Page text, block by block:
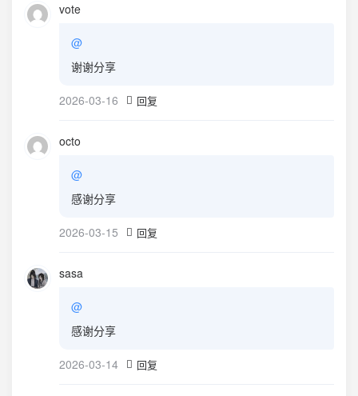
vote
@
谢谢分享
2026-03-16 回复
octo
@
感谢分享
2026-03-15 回复
sasa
@
感谢分享
2026-03-14 回复